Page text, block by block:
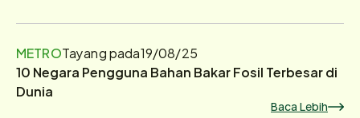
METROTayang pada19/08/25
10 Negara Pengguna Bahan Bakar Fosil Terbesar di
Dunia
Baca Lebih